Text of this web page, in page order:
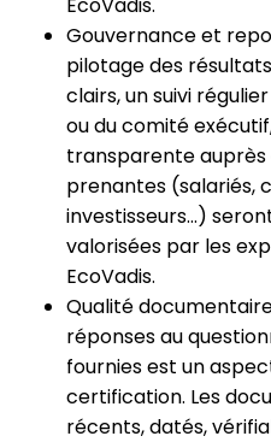
Gouvernance et
pilotage des
clairs, un suivi
ou du comité
transparente
prenantes (salariés,
investisseurs…)
valorisées par les
EcoVadis.
Qualité
réponses au
fournies est un
certification. Les
récents, datés,